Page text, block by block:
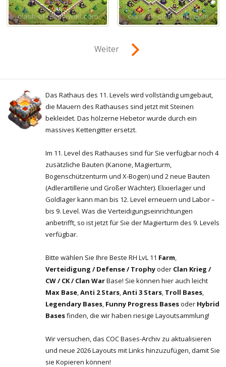
Weiter
Das Rathaus des 11. Levels wird vollständig umgebaut,
die Mauern des Rathauses sind jetzt mit Steinen
bekleidet. Das hölzerne Hebetor wurde durch ein
massives Kettengitter ersetzt.
Im 11. Level des Rathauses sind für Sie verfügbar noch 4
zusätzliche Bauten (Kanone, Magierturm,
Bogenschützenturm und X-Bogen) und 2 neue Bauten
(Adlerartillerie und Großer Wächter). Elixierlager und
Goldlager kann man bis 12. Level erneuern und Labor –
bis 9. Level. Was die Verteidigungseinrichtungen
anbetrifft, so ist jetzt für Sie der Magierturm des 9. Levels
verfügbar.
Bitte wählen Sie Ihre Beste RH LvL 11 Farm
Verteidigung / Defense / Trophyoder Clan Krieg /
CW / CK / Clan WarBase! Sie können hier auch leicht
Max Base Anti 2 Stars Anti 3 Stars Troll Bases
Legendary Bases Funny Progress Basesoder Hybrid
Basesfinden, die wir haben riesige Layoutsammlung!
Wir versuchen, das COC Bases-Archiv zu aktualisieren
und neue 2026 Layouts mit Links hinzuzufügen, damit Sie
sie Kopieren können!